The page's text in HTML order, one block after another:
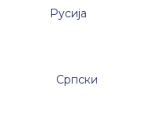
Русија
Српски